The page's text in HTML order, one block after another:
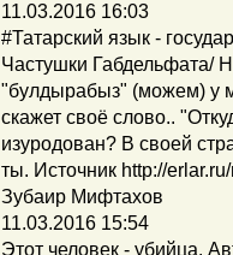
11.03.2016 16:03
‪#‎Татарский‬ язык -
Частушки Габдельфата/
"булдырабыз" (можем) у
скажет своё слово..
изуродован? В своей
ты. Источник http://
Зубаир Мифтахов
11.03.2016 15:54
Этот человек - убийца.